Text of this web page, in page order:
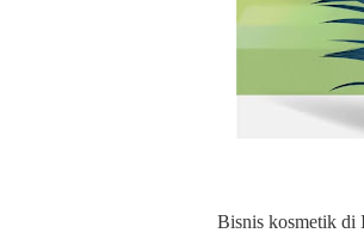
Bisnis kosmetik di